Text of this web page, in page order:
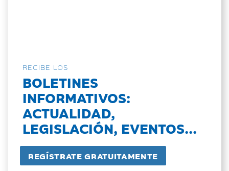
RECIBE LOS
BOLETINES
INFORMATIVOS:
ACTUALIDAD,
LEGISLACIÓN, EVENTOS...